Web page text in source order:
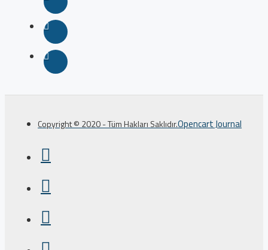
Copyright © 2020 - Tüm Hakları Saklıdır.Opencart Journal